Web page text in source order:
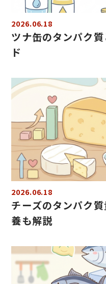
2026.06.18
ツナ缶のタンパク
ド
2026.06.18
チーズのタンパク
養も解説